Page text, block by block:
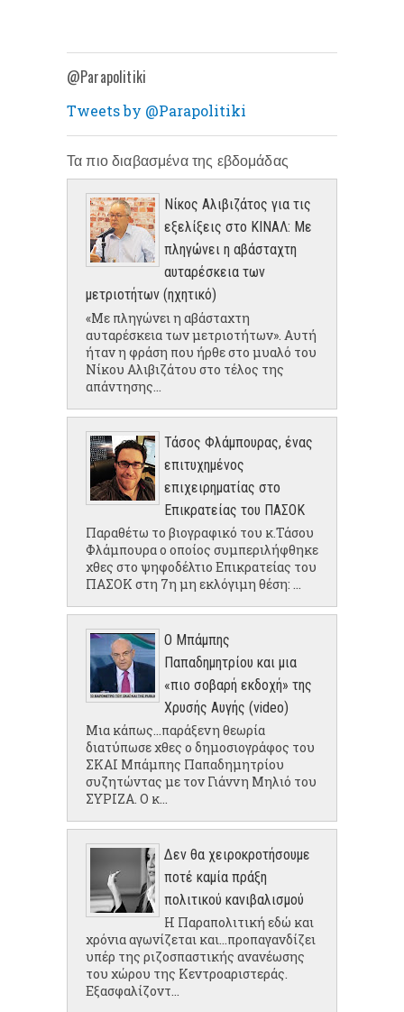
@Parapolitiki
Tweets by @Parapolitiki
Τα πιο διαβασμένα της εβδομάδας
Νίκος Αλιβιζάτος για τις
εξελίξεις στο ΚΙΝΑΛ: Με
πληγώνει η αβάσταχτη
αυταρέσκεια των
μετριοτήτων (ηχητικό)
«Με πληγώνει η αβάσταχτη
αυταρέσκεια των μετριοτήτων». Αυτή
ήταν η φράση που ήρθε στο μυαλό του
Νίκου Αλιβιζάτου στο τέλος της
απάντησης...
Τάσος Φλάμπουρας, ένας
επιτυχημένος
επιχειρηματίας στο
Επικρατείας του ΠΑΣΟΚ
Παραθέτω το βιογραφικό του κ.Τάσου
Φλάμπουρα ο οποίος συμπεριλήφθηκε
χθες στο ψηφοδέλτιο Επικρατείας του
ΠΑΣΟΚ στη 7η μη εκλόγιμη θέση: ...
Ο Μπάμπης
Παπαδημητρίου και μια
«πιο σοβαρή εκδοχή» της
Χρυσής Αυγής (video)
Μια κάπως...παράξενη θεωρία
διατύπωσε χθες ο δημοσιογράφος του
ΣΚΑΙ Μπάμπης Παπαδημητρίου
συζητώντας με τον Γιάννη Μηλιό του
ΣΥΡΙΖΑ. Ο κ...
Δεν θα χειροκροτήσουμε
ποτέ καμία πράξη
πολιτικού κανιβαλισμού
Η Παραπολιτική εδώ και
χρόνια αγωνίζεται και...προπαγανδίζει
υπέρ της ριζοσπαστικής ανανέωσης
του χώρου της Κεντροαριστεράς.
Εξασφαλίζοντ...